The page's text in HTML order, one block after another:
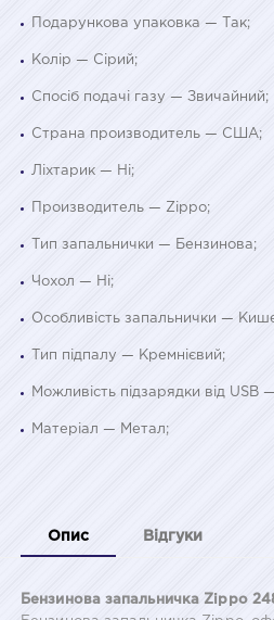
Подарункова упаковка — Так;
Колір — Сірий;
Спосіб подачі газу — Звичайний;
Страна производитель — США;
Ліхтарик — Ні;
Производитель — Zippo;
Тип запальнички — Бензинова;
Чохол — Ні;
Особливість запальнички —
Тип підпалу — Кремнієвий;
Можливість підзарядки від USB
Матеріал — Метал;
Опис Відгуки
Бензинова запальничка Zippo